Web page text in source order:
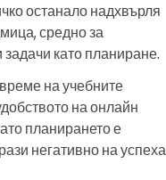
останало надхвърля
средно за
като планиране.
на учебните
на онлайн
планирането е
негативно на успеха